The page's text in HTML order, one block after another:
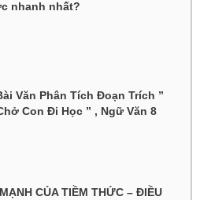
nhanh nhất?
Văn Phân Tích Đoạn Trích ”
Con Đi Học ” , Ngữ Văn 8
CỦA TIỀM THỨC – ĐIỀU